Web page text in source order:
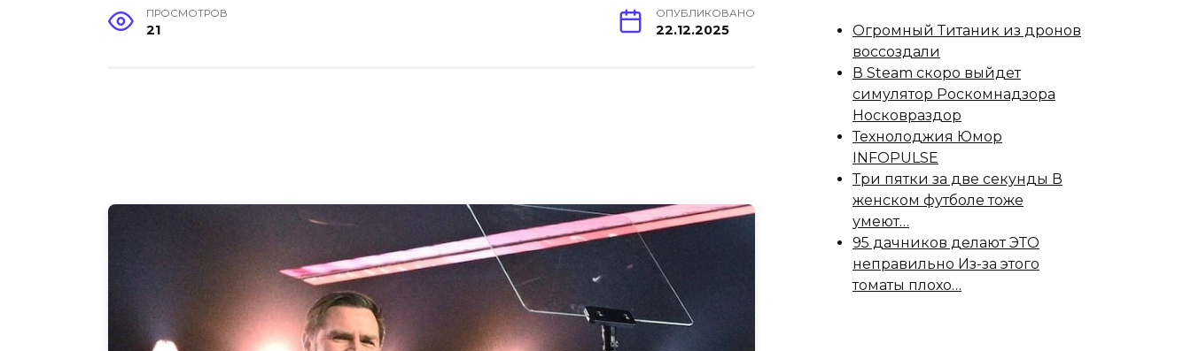
ПРОСМОТРОВ
21
ОПУБЛИКОВАНО
22.12.2025
Огромный Титаник из дронов
воссоздали
В Steam скоро выйдет
симулятор Роскомнадзора
Носковраздор
Технолоджия Юмор
INFOPULSE
Три пятки за две секунды В
женском футболе тоже
умеют…
95 дачников делают ЭТО
неправильно Из-за этого
томаты плохо…